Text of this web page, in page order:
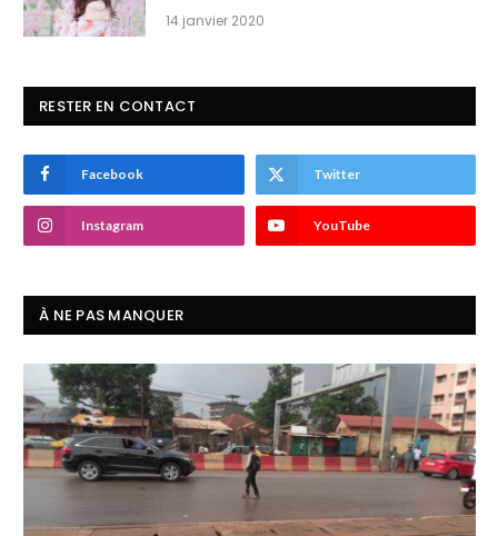
14 janvier 2020
RESTER EN CONTACT
Facebook Twitter
Instagram YouTube
À NE PAS MANQUER